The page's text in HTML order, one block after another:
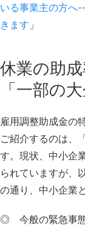
いる事業主の方へ
きます 」
休業の助
「一部の
雇用調整助成金の
ご紹介するのは、
す。現状、中小企
られていますが、
の通り、中小企業
◎ 今般の緊急事態